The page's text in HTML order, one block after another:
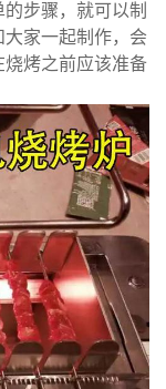
步骤，就可以制
家一起制作，会
烤之前应该准备